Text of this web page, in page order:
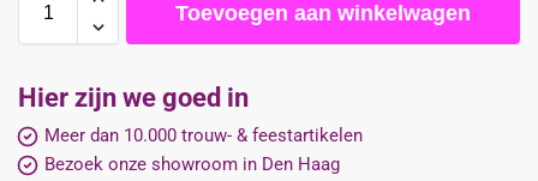
Toevoegen aan winkelwagen
Hier zijn we goed in
Meer dan 10.000 trouw- & feestartikelen
Bezoek onze showroom in Den Haag